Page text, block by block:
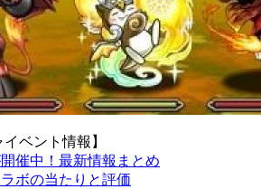
イベント情報】
催中！最新情報まとめ
ボの当たりと評価